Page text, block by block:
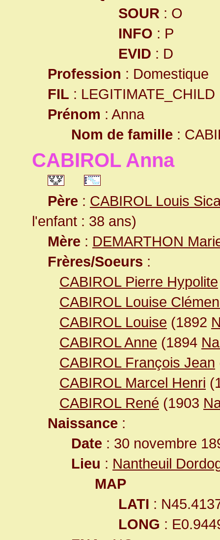
SOUR : O
INFO : P
EVID : D
Profession : Domestique
FIL : LEGITIMATE_CHILD
Prénom : Anna
Nom de famille :
CABIROL Anna
Père : CABIROL Louis
l'enfant : 38 ans)
Mère : DEMARTHON
Frères/Soeurs :
CABIROL Pierre Hypolite
CABIROL Louise
CABIROL Louise (1892
CABIROL Anne (1894
CABIROL François Jean
CABIROL Marcel Henri
CABIROL René (1903
Naissance :
Date : 30 novembre
Lieu : Nantheuil
MAP
LATI :
LONG :